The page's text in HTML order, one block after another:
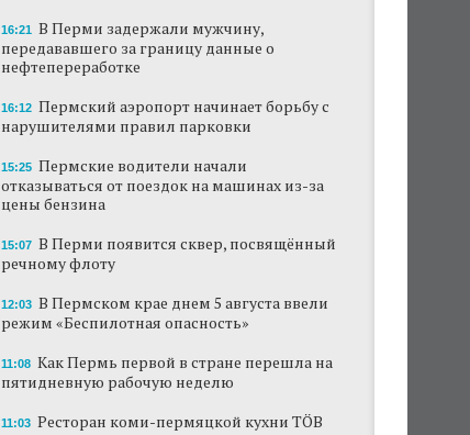
16:21 В Перми задержали мужчину,
передававшего за границу данные о
нефтепереработке
16:12 Пермский аэропорт начинает борьбу с
нарушителями правил парковки
15:25 Пермские водители начали
отказываться от поездок на машинах из-за
цены бензина
15:07 В Перми появится сквер, посвящённый
речному флоту
12:03 В Пермском крае днем 5 августа ввели
режим «Беспилотная опасность»
11:08 Как Пермь первой в стране перешла на
пятидневную рабочую неделю
11:03 Ресторан коми-пермяцкой кухни TÖB